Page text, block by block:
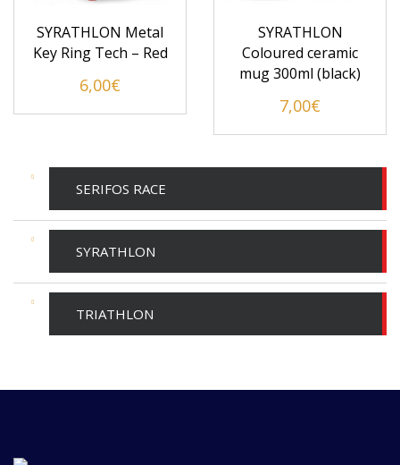
SYRATHLON Metal
Key Ring Tech – Red
6,00€
SYRATHLON
Coloured ceramic
mug 300ml (black)
7,00€
SERIFOS RACE
SYRATHLON
TRIATHLON